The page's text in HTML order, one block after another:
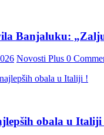
Banjaluku:
Novosti Plus 0
obala u Italiji